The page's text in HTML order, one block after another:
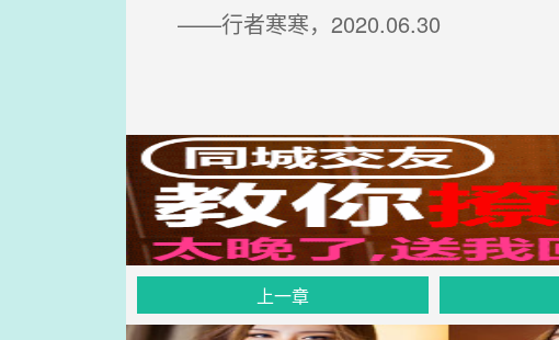
——行者寒寒，2020.06.30
上一章